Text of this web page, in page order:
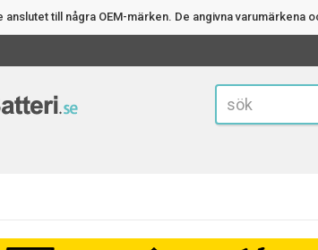
till några OEM-märken. De angivna